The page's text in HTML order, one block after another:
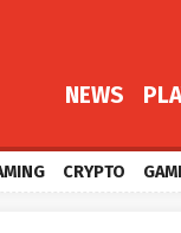
NEWS
CRYPTO